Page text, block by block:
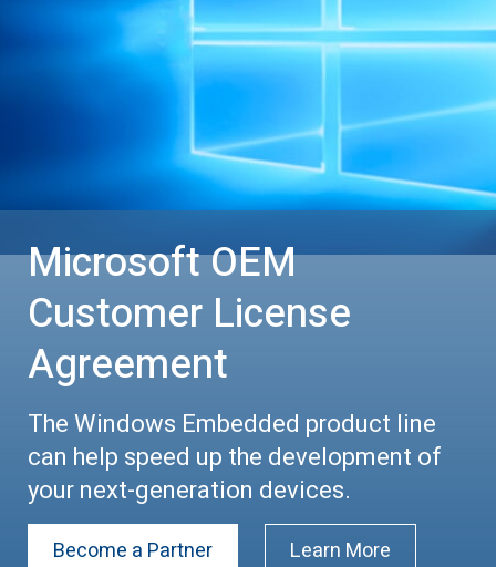
Microsoft OEM
Customer License
Agreement
The Windows Embedded product line
can help speed up the development of
your next-generation devices.
Become a Partner Learn More